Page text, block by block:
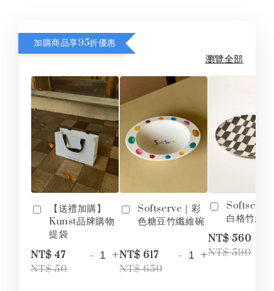
加購商品享95折優惠
瀏覽全部
【送禮加購】
Kunst品牌購物
提袋
NT$ 47
NT$ 50
- +
Softserve｜彩
色糖豆竹纖維碗
NT$ 617
NT$ 650
- +
Softserve
白格竹纖
NT$ 560
NT$ 590